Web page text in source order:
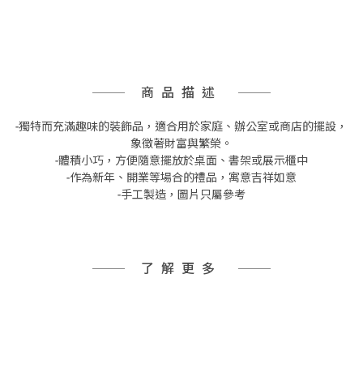
商品描述
-獨特而充滿趣味的裝飾品，適合用於家庭、辦公室或商店的擺設，
象徵著財富與繁榮。
-體積小巧，方便隨意擺放於桌面、書架或展示櫃中
-作為新年、開業等場合的禮品，寓意吉祥如意
-手工製造，圖片只屬參考
了解更多